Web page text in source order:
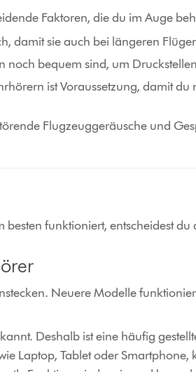
Faktoren, die du im Auge
damit sie auch bei längeren
noch bequem sind, um
ist Voraussetzung, damit
Flugzeuggeräusche und
funktioniert, entscheidest
Neuere Modelle
Deshalb ist eine häufig
Laptop, Tablet oder